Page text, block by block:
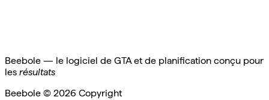
Beebole — le logiciel de GTA et de planification conçu pour
les résultats
Beebole © 2026 Copyright